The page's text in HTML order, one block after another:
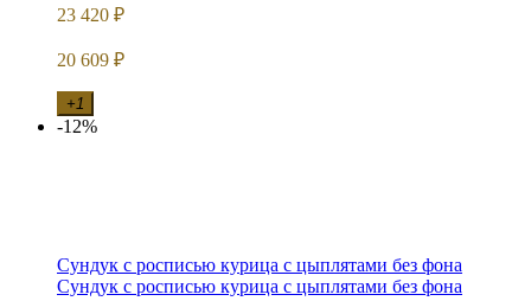
23 420 ₽
20 609 ₽
+1
-12%
Сундук с росписью курица с цыплятами без фона
Сундук с росписью курица с цыплятами без фона